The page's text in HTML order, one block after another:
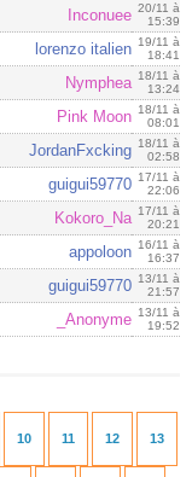
Inconuee 20/11 à
15:39
lorenzo italien 19/11 à
18:41
Nymphea 18/11 à
13:24
Pink Moon 18/11 à
08:01
JordanFxcking 18/11 à
02:58
guigui59770 17/11 à
22:06
Kokoro_Na 17/11 à
20:21
appoloon 16/11 à
16:37
guigui59770 13/11 à
21:57
_Anonyme 13/11 à
19:52
10 11 12 13